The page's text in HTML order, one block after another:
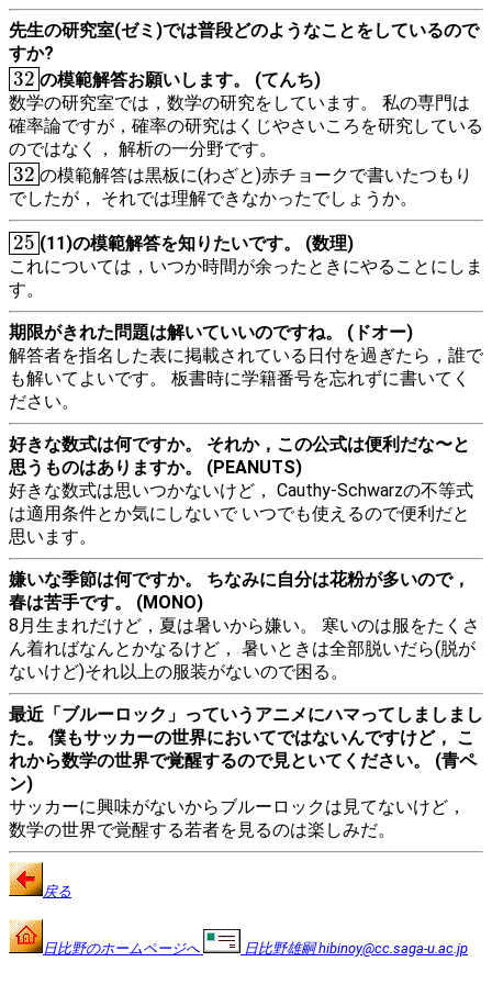
先生の研究室(ゼミ)では普段どのようなことをしているので
すか?
32
32
の模範解答お願いします。 (てんち)
数学の研究室では，数学の研究をしています。 私の専門は
確率論ですが，確率の研究はくじやさいころを研究している
のではなく， 解析の一分野です。
32
32
の模範解答は黒板に(わざと)赤チョークで書いたつもり
でしたが， それでは理解できなかったでしょうか。
25
25
(11)の模範解答を知りたいです。 (数理)
これについては，いつか時間が余ったときにやることにしま
す。
期限がきれた問題は解いていいのですね。 (ドオー)
解答者を指名した表に掲載されている日付を過ぎたら，誰で
も解いてよいです。 板書時に学籍番号を忘れずに書いてく
ださい。
好きな数式は何ですか。 それか，この公式は便利だな〜と
思うものはありますか。 (PEANUTS)
好きな数式は思いつかないけど， Cauthy-Schwarzの不等式
は適用条件とか気にしないで いつでも使えるので便利だと
思います。
嫌いな季節は何ですか。 ちなみに自分は花粉が多いので，
春は苦手です。 (MONO)
8月生まれだけど，夏は暑いから嫌い。 寒いのは服をたくさ
ん着ればなんとかなるけど， 暑いときは全部脱いだら(脱が
ないけど)それ以上の服装がないので困る。
最近「ブルーロック」っていうアニメにハマってしましまし
た。 僕もサッカーの世界においてではないんですけど， こ
れから数学の世界で覚醒するので見といてください。 (青ペ
ン)
サッカーに興味がないからブルーロックは見てないけど，
数学の世界で覚醒する若者を見るのは楽しみだ。
戻る
日比野のホームページへ 日比野雄嗣 hibinoy@cc.saga-u.ac.jp